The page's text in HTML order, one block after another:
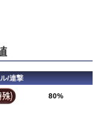
/連撃
80%